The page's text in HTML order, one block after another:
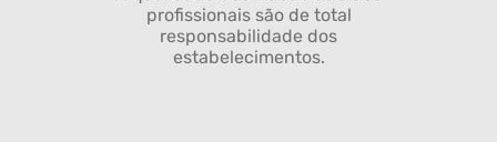
profissionais são de total
responsabilidade dos
estabelecimentos.